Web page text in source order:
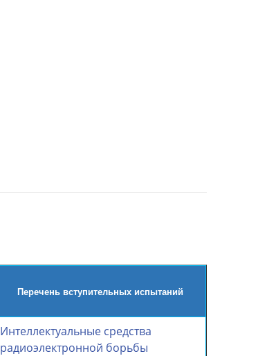
Перечень вступительных испытаний
Интеллектуальные средства
радиоэлектронной борьбы